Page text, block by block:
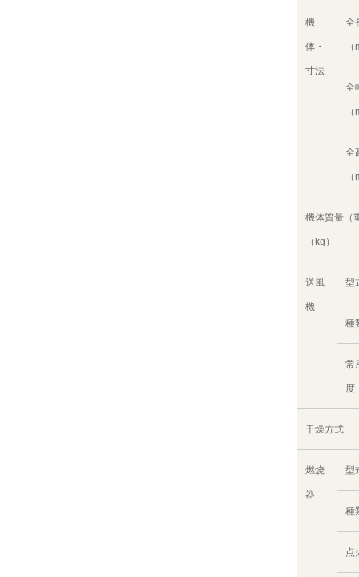
機
体・
寸法
全
全
全
機体質量（
（kg）
送風
機
型
種
常
度
干燥方式
燃烧
器
型
種
点